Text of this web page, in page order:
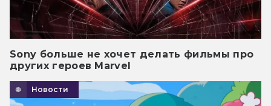
Sony больше не хочет делать фильмы про
других героев Marvel
Новости